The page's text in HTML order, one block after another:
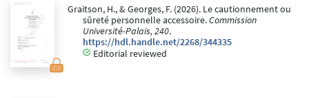
Graitson, H., & Georges, F. (2026). Le cautionnement ou
sûreté personnelle accessoire.Commission
Université-Palais, 240.
https://hdl.handle.net/2268/344335
Editorial reviewed